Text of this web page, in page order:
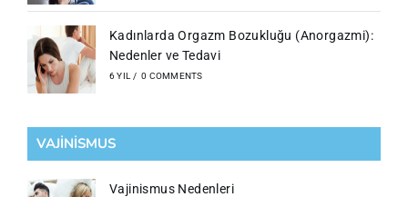
Kadınlarda Orgazm Bozukluğu (Anorgazmi):
Nedenler ve Tedavi
6 YIL / 0 COMMENTS
VAJİNİSMUS
Vajinismus Nedenleri